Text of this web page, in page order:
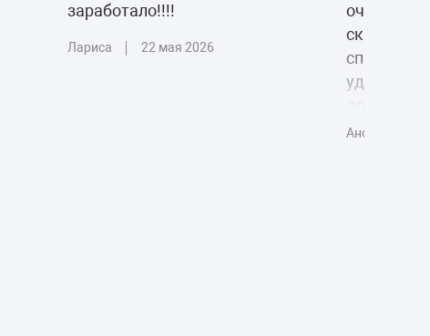
заработало!!!!
Лариса 22 мая 2026
очень
сказал
удобный
Спасибо
Аноним